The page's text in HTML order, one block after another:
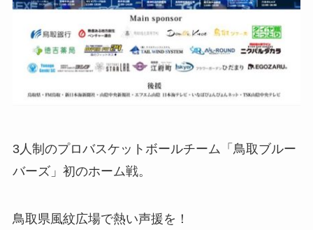
3人制のプロバスケットボールチーム「鳥取ブルー
バーズ」初のホーム戦。
鳥取県風紋広場で熱い声援を！